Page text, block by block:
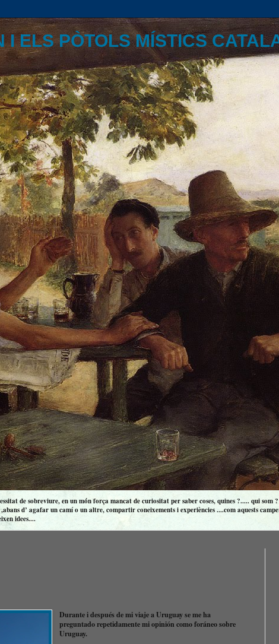
I ELS PÒTOLS MÍSTICS
de sobreviure, en un món força mancat de curiositat per saber coses, quines ?..... qui
d’ agafar un camí o un altre, compartir coneixements i experiències ....com aquests
idees....
Durante i después de mi viaje a Uruguay se me ha
preguntado repetidamente mi opinión como foráneo sobre
Uruguay.